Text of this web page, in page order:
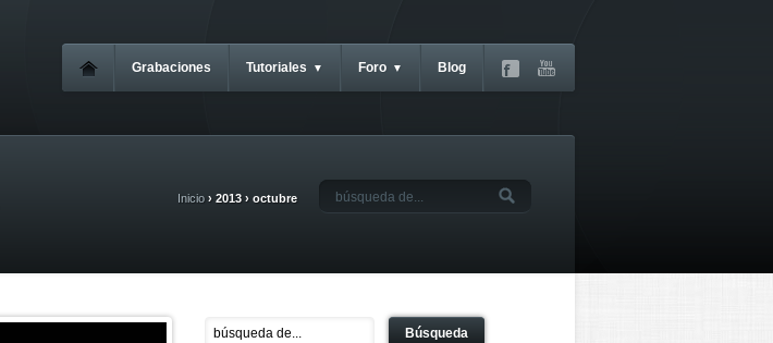
Grabaciones Tutoriales ▼ Foro ▼ Blog
Inicio › 2013 › octubre